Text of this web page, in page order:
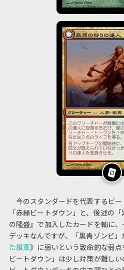
今のスタンダードを代表するビ
「赤緑ビートダウン」と、後述の
の隆盛』で加入したカードを軸に
デッキなんですが、「黒青ゾンビ」
た援軍》に弱いという致命的な弱
ビートダウン」は少し対策が難し